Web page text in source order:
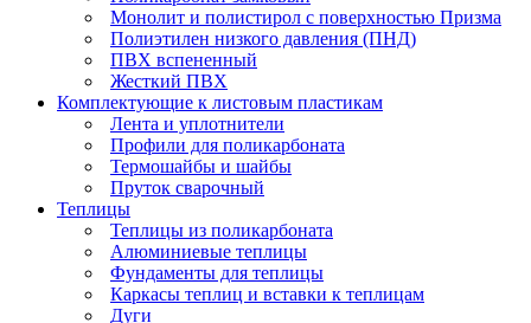
Монолит и полистирол с поверхностью Призма
Полиэтилен низкого давления (ПНД)
ПВХ вспененный
Жесткий ПВХ
Комплектующие к листовым пластикам
Лента и уплотнители
Профили для поликарбоната
Термошайбы и шайбы
Пруток сварочный
Теплицы
Теплицы из поликарбоната
Алюминиевые теплицы
Фундаменты для теплицы
Каркасы теплиц и вставки к теплицам
Дуги